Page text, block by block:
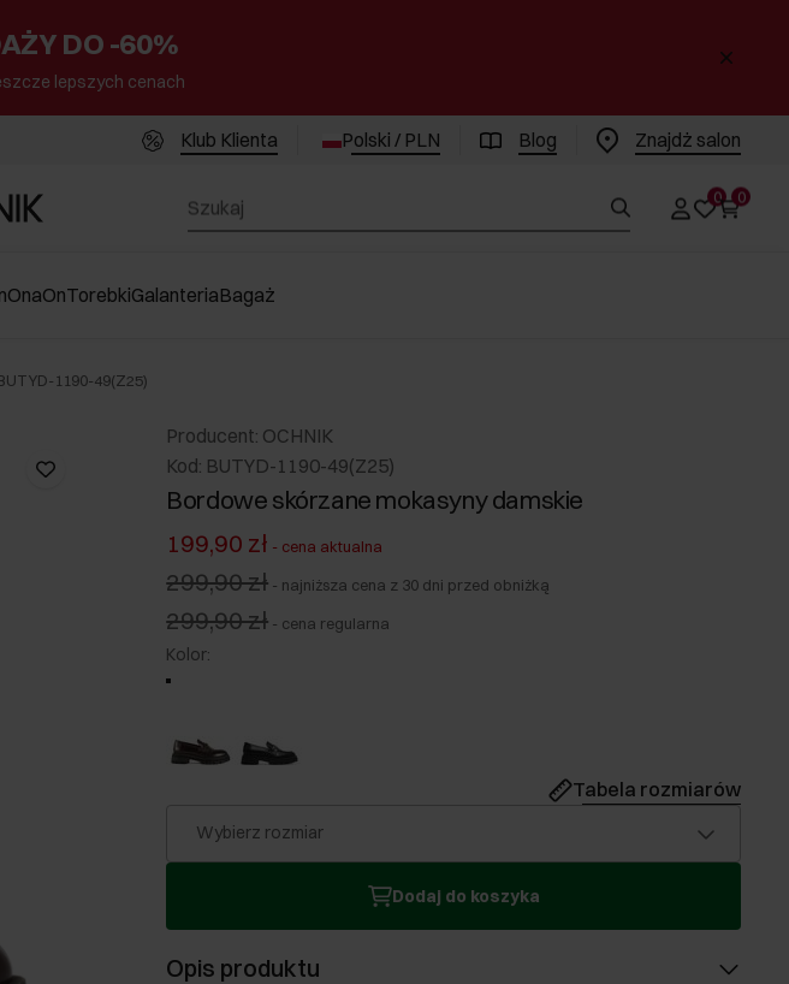
DO -60%
lepszych cenach
Klub Klienta Polski / PLN Blog Znajdż salon
0 0
OnaOnTorebkiGalanteriaBagaż
1190-49(Z25)
Producent: OCHNIK
Kod: BUTYD-1190-49(Z25)
Bordowe skórzane mokasyny damskie
199,90 zł - cena aktualna
299,90 zł - najniższa cena z 30 dni przed obniżką
299,90 zł - cena regularna
Kolor:
Tabela rozmiarów
Wybierz rozmiar
Dodaj do koszyka
Opis produktu